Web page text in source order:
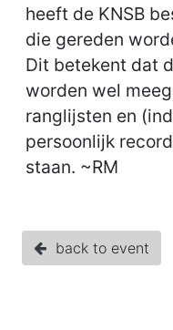
heeft de KNSB
die gereden
Dit betekent dat
worden wel
ranglijsten en
persoonlijk
staan. ~RM
back to event